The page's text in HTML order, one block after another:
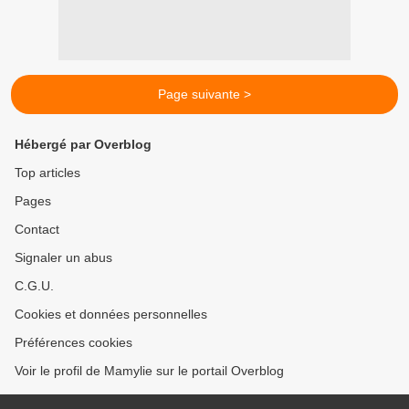
Page suivante >
Hébergé par Overblog
Top articles
Pages
Contact
Signaler un abus
C.G.U.
Cookies et données personnelles
Préférences cookies
Voir le profil de Mamylie sur le portail Overblog